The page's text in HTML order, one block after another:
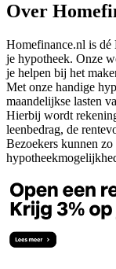
Over
Homefinance.nl is dé
je hypotheek. Onze
je helpen bij het
Met onze handige
maandelijkse lasten
Hierbij wordt
leenbedrag, de
Bezoekers kunnen